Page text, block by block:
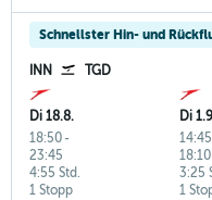
Schnellster Hin- und
INN TGD
Di 18.8.
18:50-
23:45
1 Stopp
4:55 Std.
Di
14:45
18:10
1
3:25